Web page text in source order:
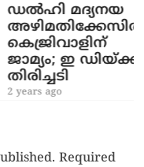
മദ്യനയ
ഇ ഡിയ്ക്ക്
ago
Required